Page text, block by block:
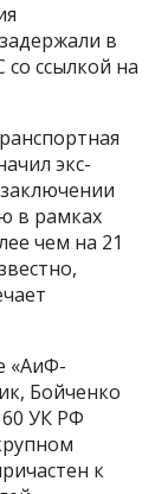
в
ссылкой на
экс-
в рамках
чем на 21
«АиФ-
Бойченко
УК РФ
к